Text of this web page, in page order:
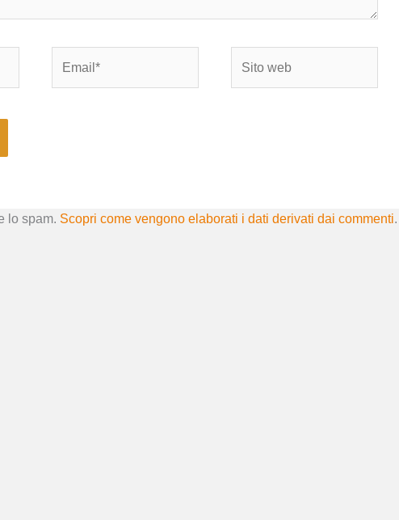
web
lo spam. Scopri come vengono elaborati i dati derivati dai commenti.